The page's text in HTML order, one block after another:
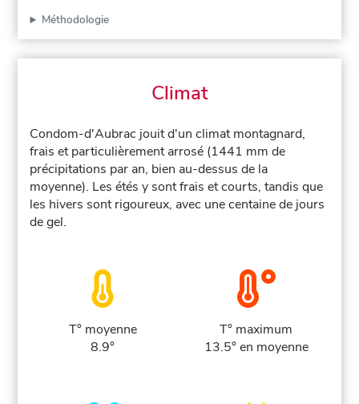
Méthodologie
Climat
Condom-d'Aubrac jouit d'un climat montagnard,
frais et particulièrement arrosé (1441 mm de
précipitations par an, bien au-dessus de la
moyenne). Les étés y sont frais et courts, tandis que
les hivers sont rigoureux, avec une centaine de jours
de gel.
T° moyenne
8.9°
T° maximum
13.5° en moyenne